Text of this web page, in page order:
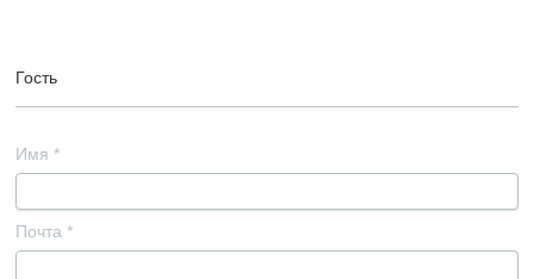
Гость
Имя *
Почта *